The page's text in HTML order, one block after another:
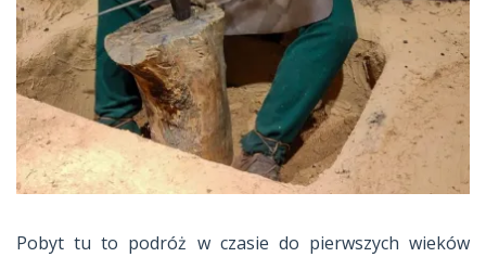
Pobyt tu to podróż w czasie do pierwszych wieków